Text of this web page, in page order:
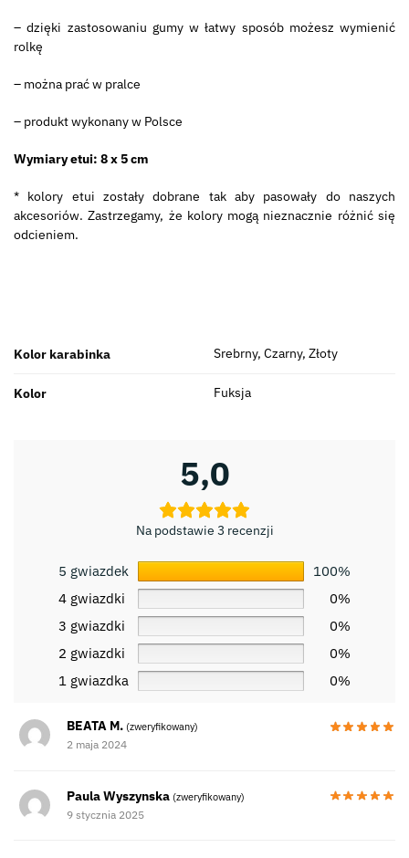
– dzięki zastosowaniu gumy w łatwy sposób możesz wymienić
rolkę
– można prać w pralce
– produkt wykonany w Polsce
Wymiary etui: 8 x 5 cm
* kolory etui zostały dobrane tak aby pasowały do naszych
akcesoriów. Zastrzegamy, że kolory mogą nieznacznie różnić się
odcieniem.
Kolor karabinka Srebrny, Czarny, Złoty
Kolor Fuksja
5,0
Na podstawie 3 recenzji
5 gwiazdek
100%
4 gwiazdki
0%
3 gwiazdki
0%
2 gwiazdki
0%
1 gwiazdka
0%
BEATA M. (zweryfikowany)
2 maja 2024
Paula Wyszynska (zweryfikowany)
9 stycznia 2025